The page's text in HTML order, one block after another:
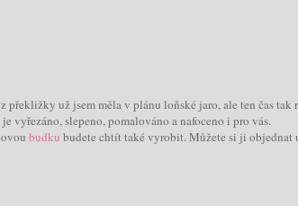
překližky už jsem měla v plánu loňské jaro, ale ten čas tak
vyřezáno, slepeno, pomalováno a nafoceno i pro vás.
budku budete chtít také vyrobit. Můžete si ji objednat